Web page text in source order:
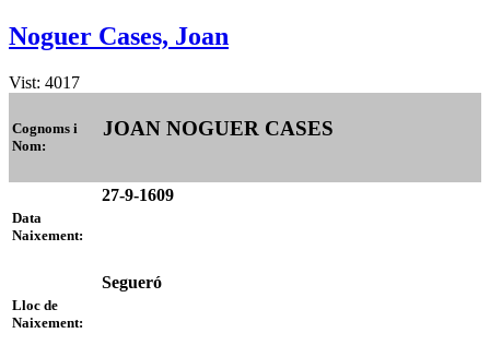
Noguer Cases, Joan
Vist: 4017
Cognoms i
Nom:
JOAN NOGUER CASES
Data
Naixement:
27-9-1609
Lloc de
Naixement:
Segueró